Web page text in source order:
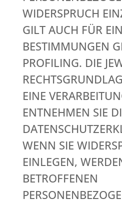
WIDERSPRUCH
GILT AUCH FÜR
BESTIMMUNGEN
PROFILING. DIE
EINE
ENTNEHMEN SIE
WENN SIE
EINLEGEN,
BETROFFENEN